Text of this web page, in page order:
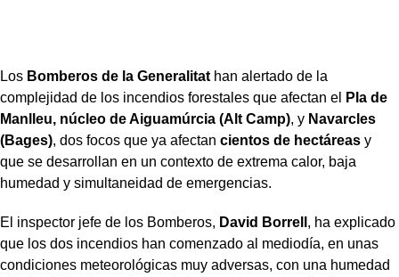
Los Bomberos de la Generalitat han alertado de la
complejidad de los incendios forestales que afectan el
Pla de
Manlleu, núcleo de Aiguamúrcia (Alt Camp), y Navarcles
(Bages), dos focos que ya afectan cientos de hectáreas y
que se desarrollan en un contexto de extrema calor, baja
humedad y simultaneidad de emergencias.
El inspector jefe de los Bomberos, David Borrell , ha explicado
que los dos incendios han comenzado al mediodía, en unas
condiciones meteorológicas muy adversas, con una humedad